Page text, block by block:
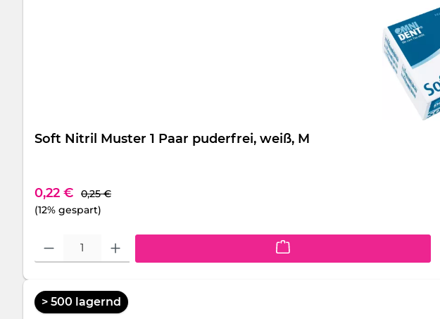
Soft Nitril Muster 1 Paar puderfrei, weiß, M
Verkaufspreis:
0,22 € Regulärer Preis:
0,25 €
(12% gespart)
Produkt Anzahl: Gib den gewünschten Wert ein oder benutze die Schaltflächen um die Anzahl
> 500 lagernd